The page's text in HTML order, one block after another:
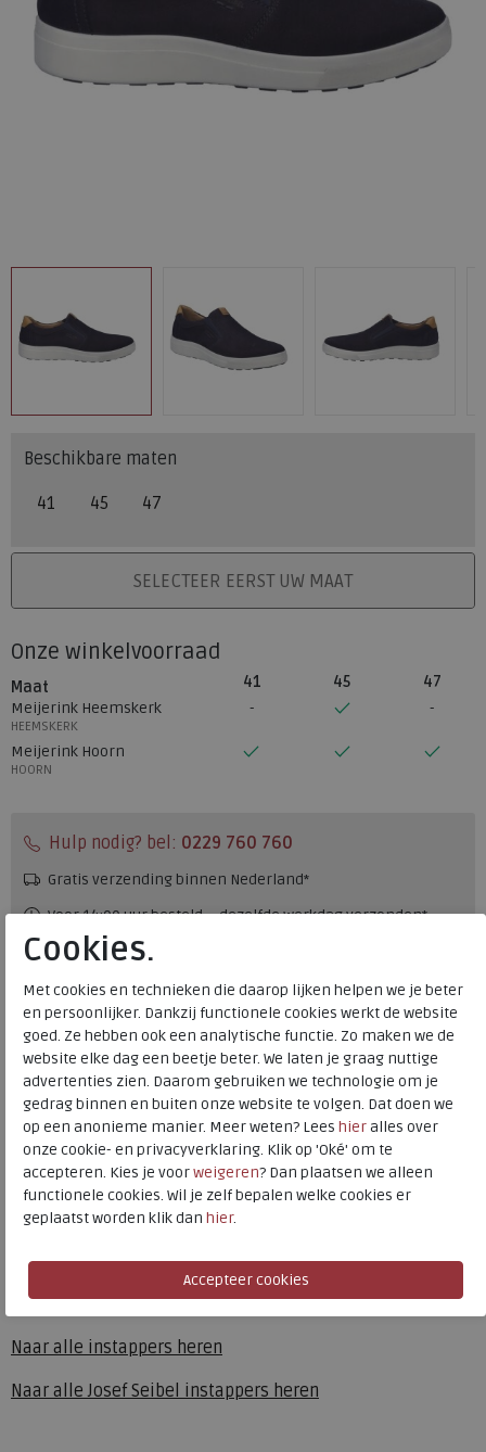
Josef Seibel
Toon alles vanJosef Seibel
Naar alle instappers heren
Naar alleJosef Seibel instappers heren
Beschikbare maten
41 45 47
PLAATS IN WINKELMANDSELECTEER EERST UW MAAT
Onze winkelvoorraad
Maat 41 45
47
Meijerink Heemskerk
HEEMSKERK
Meijerink Hoorn
HOORN
Hulp nodig? bel: 0229 760 760
Gratis verzending binnen Nederland*
Voor 14:00 uur besteld = dezelfde werkdag verzonden*
Altijd retourneren, binnen 1 werkdag terugbetaald
Merk
Josef Seibel
Fabrikantcode
29306.991.531
Bestelcode
146.68.000017
Kleur
Ocean-kombi
Materiaal
Leer
Uitneembaar voetbed
ja
Cookies.
Met cookies en technieken die daarop lijken helpen we je beter
en persoonlijker. Dankzij functionele cookies werkt de website
goed. Ze hebben ook een analytische functie. Zo maken we de
website elke dag een beetje beter. We laten je graag nuttige
advertenties zien. Daarom gebruiken we technologie om je
gedrag binnen en buiten onze website te volgen. Dat doen we
op een anonieme manier. Meer weten? Lees hieralles over
onze cookie- en privacyverklaring. Klik op 'Oké' om te
accepteren. Kies je voorweigeren? Dan plaatsen we alleen
functionele cookies. Wil je zelf bepalen welke cookies er
geplaatst worden klik dan hier.